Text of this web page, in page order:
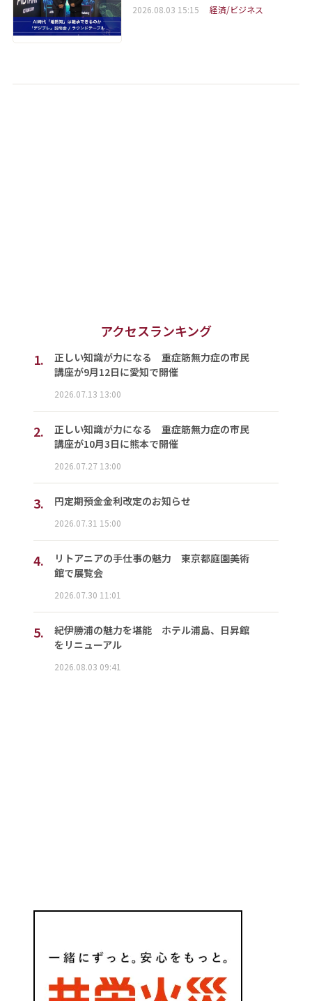
2026.08.03 15:15 経済/ビジネス
アクセスランキング
1.
正しい知識が力になる 重症筋無力症の市民
講座が9月12日に愛知で開催
2026.07.13 13:00
2.
正しい知識が力になる 重症筋無力症の市民
講座が10月3日に熊本で開催
2026.07.27 13:00
3. 円定期預金金利改定のお知らせ
2026.07.31 15:00
4.
リトアニアの手仕事の魅力 東京都庭園美術
館で展覧会
2026.07.30 11:01
5.
紀伊勝浦の魅力を堪能 ホテル浦島、日昇館
をリニューアル
2026.08.03 09:41